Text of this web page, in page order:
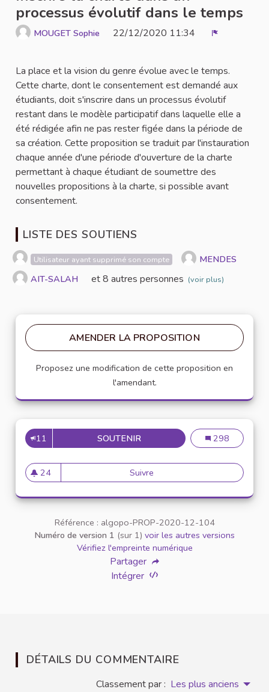
processus évolutif dans le temps
MOUGET Sophie 22/12/2020 11:34
La place et la vision du genre évolue avec le temps.
Cette charte, dont le consentement est demandé aux
étudiants, doit s'inscrire dans un processus évolutif
restant dans le modèle participatif dans laquelle elle a
été rédigée afin ne pas rester figée dans la période de
sa création. Cette proposition se traduit par l'instauration
chaque année d'une période d'ouverture de la charte
permettant à chaque étudiant de soumettre des
nouvelles propositions à la charte, si possible avant
consentement.
LISTE DES SOUTIENS
Utilisateur ayant supprimé son compte
MENDES
AIT-SALAH
et 8 autres personnes (voir plus)
AMENDER LA PROPOSITION
Proposez une modification de cette proposition en
l'amendant.
11 SOUTENIR INSCRIRE LA CHARTE DANS
Inscrire la
298
24
24 abonnés
Suivre Inscrire la charte dans un
Référence : algopo-PROP-2020-12-104
Numéro de version 1 (sur 1) voir les autres versions
Vérifiez l'empreinte numérique
Partager
Intégrer
DÉTAILS DU COMMENTAIRE
Classement par : Les plus anciens